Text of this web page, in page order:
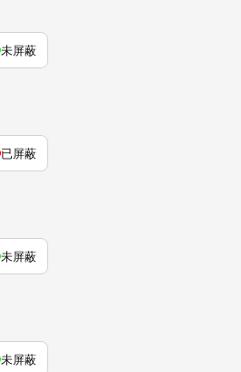
未屏蔽
已屏蔽
未屏蔽
未屏蔽